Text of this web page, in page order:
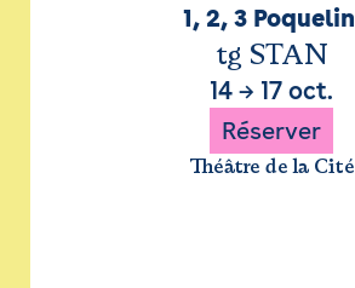
1, 2, 3 Poquelin
tg STAN
14 → 17 oct.
Réserver
Théâtre de la Cité